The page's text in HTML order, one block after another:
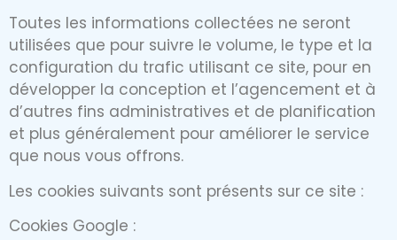
Toutes les informations collectées ne seront
utilisées que pour suivre le volume, le type et la
configuration du trafic utilisant ce site, pour en
développer la conception et l’agencement et à
d’autres fins administratives et de planification
et plus généralement pour améliorer le service
que nous vous offrons.
Les cookies suivants sont présents sur ce site :
Cookies Google :